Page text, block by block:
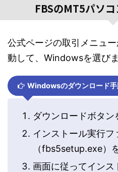
FBSのMT5パソ
公式ページの取引メニュ
動して、Windowsを選びま
Windowsのダウンロード
ダウンロードボタン
インストール実行フ
（fbs5setup.exe）
画面に従ってインス